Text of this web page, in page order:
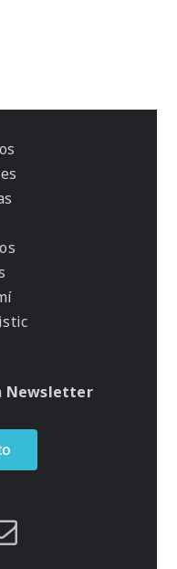
Newsletter